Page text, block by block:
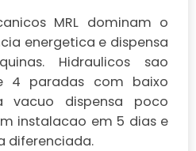
MRL dominam o
energetica e dispensa
Hidraulicos sao
4 paradas com baixo
vacuo dispensa poco
instalacao em 5 dias e
diferenciada.